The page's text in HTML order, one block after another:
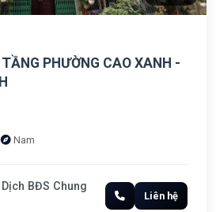
PHƯỜNG CAO XANH -
Nam
BĐS Chung
Liên hệ